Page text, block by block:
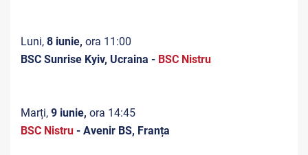
Luni, 8 iunie, ora 11:00
BSC Sunrise Kyiv, Ucraina - BSC Nistru
Marți, 9 iunie, ora 14:45
BSC Nistru - Avenir BS, Franța